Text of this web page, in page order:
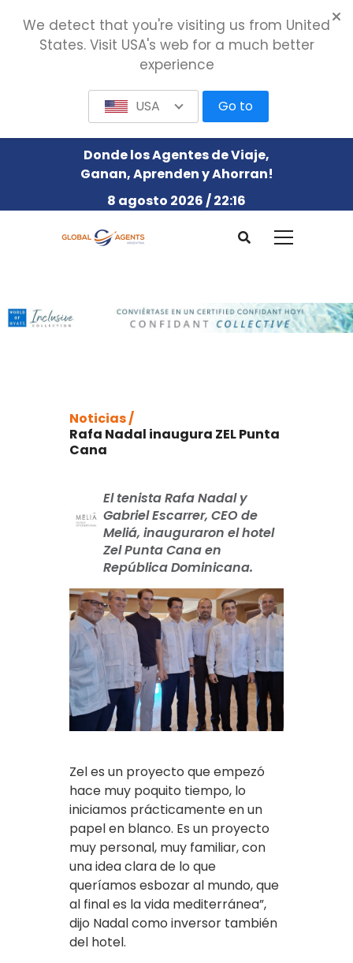
Donde los Agentes de Viaje,
Ganan, Aprenden y Ahorran!
8 agosto 2026 / 22:16
Noticias /
Rafa Nadal inaugura ZEL Punta
Cana
El tenista Rafa Nadal y
Gabriel Escarrer, CEO de
Meliá, inauguraron el hotel
Zel Punta Cana en
República Dominicana.
Zel es un proyecto que empezó
hace muy poquito tiempo, lo
iniciamos prácticamente en un
papel en blanco. Es un proyecto
muy personal, muy familiar, con
una idea clara de lo que
queríamos esbozar al mundo, que
al final es la vida mediterránea”,
dijo Nadal como inversor también
del hotel.
We detect that you're visiting us from United
States. Visit USA's web for a much better
experience
USA Go to